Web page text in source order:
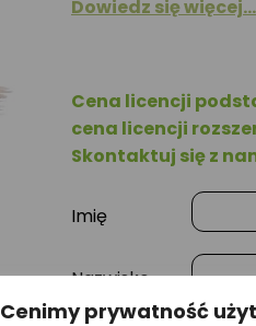
Cenimy prywatność
Dowiedz się więcej…
Cena licencji
cena licencji
Skontaktuj się z
Imię
Nazwisko